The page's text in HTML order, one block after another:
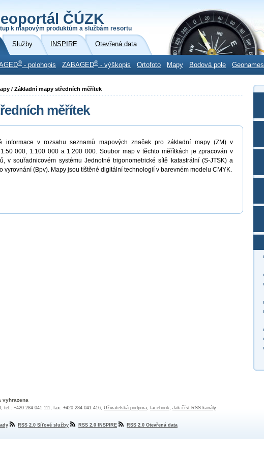
ČÚZK
k mapovým produktům a službám resortu
Služby INSPIRE Otevřená data
® - polohopis ZABAGED® - výškopis Ortofoto Mapy Bodová pole Geonames
/ Základní mapy středních měřítek
měřítek
informace v rozsahu seznamů mapových značek pro základní mapy (ZM) v
000, 1:100 000 a 1:200 000. Soubor map v těchto měřítkách je zpracován v
v souřadnicovém systému Jednotné trigonometrické sítě katastrální (S-JTSK) a
vyrovnání (Bpv). Mapy jsou tištěné digitální technologií v barevném modelu CMYK.
vyhrazena
tel.: +420 284 041 111, fax: +420 284 041 416, Uživatelská podpora, facebook, Jak číst RSS kanály
RSS 2.0 Síťové služby RSS 2.0 INSPIRE RSS 2.0 Otevřená data